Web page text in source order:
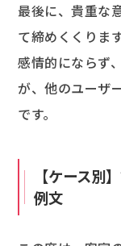
最後に、貴重な
て締めくくります
感情的にならず
が、他のユーザ
です。
【ケース別
例文